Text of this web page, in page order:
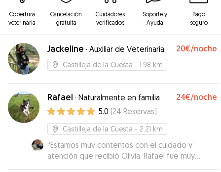
Cobertura
veterinaria
Cancelación
gratuita
Cuidadores
verificados
Soporte y
Ayuda
Pago
seguro
Jackeline · Auxiliar de Veterinaria 20€/noche
Castilleja de la Cuesta - 1.98 km
Rafael · Naturalmente en familia 24€/noche
5.0 (24 Reservas)
Castilleja de la Cuesta - 2.21 km
“Estamos muy contentos con el cuidado y
atención que recibió Olivia. Rafael fue muy
atento y nos mantuvo informados en todo